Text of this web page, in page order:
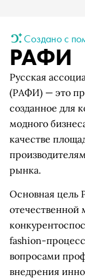
Создано с
РАФИ
Русская
(РАФИ) — это
созданное для
модного
качестве
рынка.
Основная цель
fashion-
вопросами
внедрения